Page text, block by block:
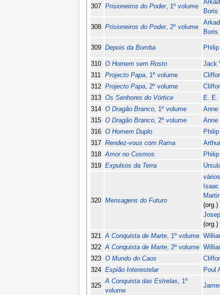
307 Prisioneiros do Poder, 1º volume
308 Prisioneiros do Poder, 2º volume
309 Depois da Bomba
310 O Homem sem Rosto
Jack
311 Projecto Papa, 1º volume
312 Projecto Papa, 2º volume
313 Os Senhores do Vórtice
E. E.
314 O Dragão Branco, 1º volume
Anne
315 O Dragão Branco, 2º volume
Anne
316 O Homem Duplo
317 Rendez-vous com Rama
318 Amor no Cosmos
319 Expulsos da Terra
320 Mensagens do Futuro
vários
(org.)
(org.)
321 A Conquista de Marte, 1º volume
322 A Conquista de Marte, 2º volume
323 O Mundo do Caos
324 Espião Interestelar Poul
325
A Conquista das Estrelas, 1º
volume